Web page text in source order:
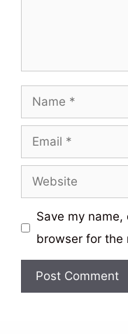
Name
Email
Website
Save my
browser for the